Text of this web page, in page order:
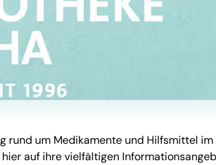
rund um Medikamente und Hilfsmittel im
auf ihre vielfältigen